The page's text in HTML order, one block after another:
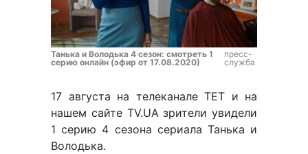
Танька и Володька 4 сезон: смотреть 1
серию онлайн (эфир от 17.08.2020)
пресс-
служба
17 августа на телеканале ТЕТ и на
нашем сайте TV.UA зрители увидели
1 серию 4 сезона сериала Танька и
Володька.